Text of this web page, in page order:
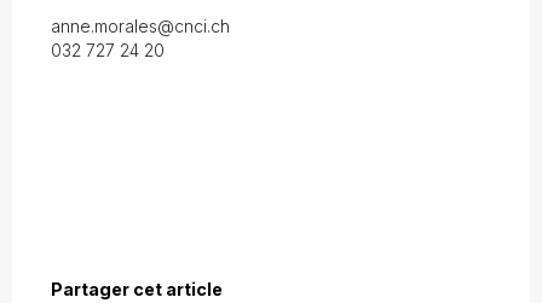
anne.morales@cnci.ch
032 727 24 20
Partager cet article